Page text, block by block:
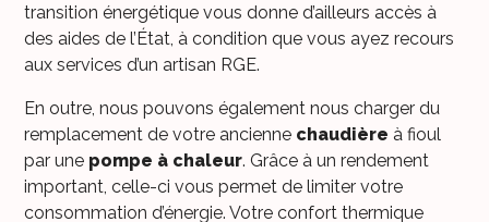
transition énergétique vous donne d’ailleurs accès à
des aides de l’État, à condition que vous ayez recours
aux services d’un artisan RGE.
En outre, nous pouvons également nous charger du
remplacement de votre ancienne chaudière à fioul
par une pompe à chaleur. Grâce à un rendement
important, celle-ci vous permet de limiter votre
consommation d’énergie. Votre confort thermique